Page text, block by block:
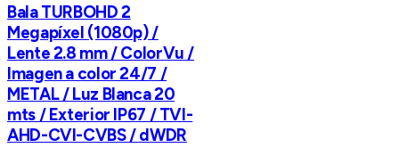
Bala TURBOHD 2
Megapíxel (1080p) /
Lente 2.8 mm / ColorVu /
Imagen a color 24/7 /
METAL / Luz Blanca 20
mts / Exterior IP67 / TVI-
AHD-CVI-CVBS / dWDR